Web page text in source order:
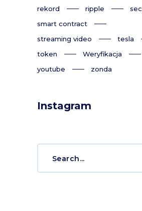
rekord
ripple
sec
smart contract
streaming video
tesla
token
Weryfikacja
youtube
zonda
Instagram